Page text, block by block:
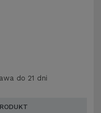
do 21 dni